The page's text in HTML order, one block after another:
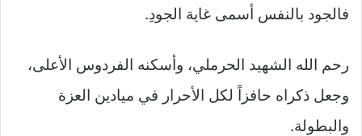
فالجود بالنفس أسمى غاية الجودِ.
رحم الله الشهيد الحرملي، وأسكنه الفردوس الأعلى،
وجعل ذكراه حافزاً لكل الأحرار في ميادين العزة
والبطولة.